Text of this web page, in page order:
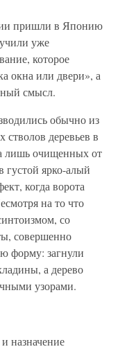
пришли в Японию
уже
которое
окна или двери», а
смысл.
обычно из
стволов деревьев в
лишь очищенных от
густой ярко-алый
когда ворота
на то что
со
совершенно
форму: загнули
а дерево
узорами.
назначение